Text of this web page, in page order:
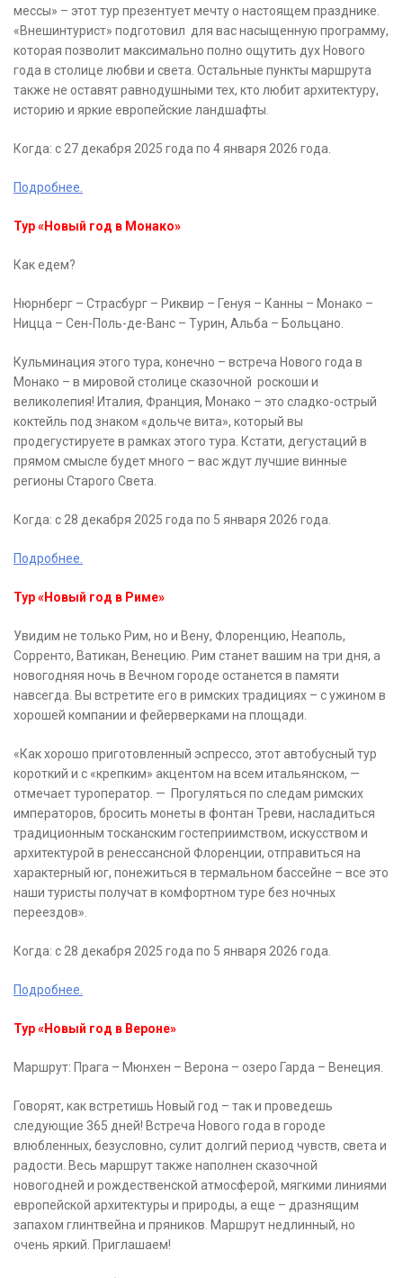
мессы» – этот тур презентует мечту о настоящем празднике.
«Внешинтурист» подготовил для вас насыщенную программу,
которая позволит максимально полно ощутить дух Нового
года в столице любви и света. Остальные пункты маршрута
также не оставят равнодушными тех, кто любит архитектуру,
историю и яркие европейские ландшафты.
Когда: с 27 декабря 2025 года по 4 января 2026 года.
Подробнее.
Тур «Новый год в Монако»
Как едем?
Нюрнберг – Страсбург – Риквир – Генуя – Канны – Монако –
Ницца – Сен-Поль-де-Ванс – Турин, Альба – Больцано.
Кульминация этого тура, конечно – встреча Нового года в
Монако – в мировой столице сказочной роскоши и
великолепия! Италия, Франция, Монако – это сладко-острый
коктейль под знаком «дольче вита», который вы
продегустируете в рамках этого тура. Кстати, дегустаций в
прямом смысле будет много – вас ждут лучшие винные
регионы Старого Света.
Когда: с 28 декабря 2025 года по 5 января 2026 года.
Подробнее.
Тур «Новый год в Риме»
Увидим не только Рим, но и Вену, Флоренцию, Неаполь,
Сорренто, Ватикан, Венецию. Рим станет вашим на три дня, а
новогодняя ночь в Вечном городе останется в памяти
навсегда. Вы встретите его в римских традициях – с ужином в
хорошей компании и фейерверками на площади.
«Как хорошо приготовленный эспрессо, этот автобусный тур
короткий и с «крепким» акцентом на всем итальянском, —
отмечает туроператор. — Прогуляться по следам римских
императоров, бросить монеты в фонтан Треви, насладиться
традиционным тосканским гостеприимством, искусством и
архитектурой в ренессансной Флоренции, отправиться на
характерный юг, понежиться в термальном бассейне – все это
наши туристы получат в комфортном туре без ночных
переездов».
Когда: с 28 декабря 2025 года по 5 января 2026 года.
Подробнее.
Тур «Новый год в Вероне»
Маршрут: Прага – Мюнхен – Верона – озеро Гарда – Венеция.
Говорят, как встретишь Новый год – так и проведешь
следующие 365 дней! Встреча Нового года в городе
влюбленных, безусловно, сулит долгий период чувств, света и
радости. Весь маршрут также наполнен сказочной
новогодней и рождественской атмосферой, мягкими линиями
европейской архитектуры и природы, а еще – дразнящим
запахом глинтвейна и пряников. Маршрут недлинный, но
очень яркий. Приглашаем!